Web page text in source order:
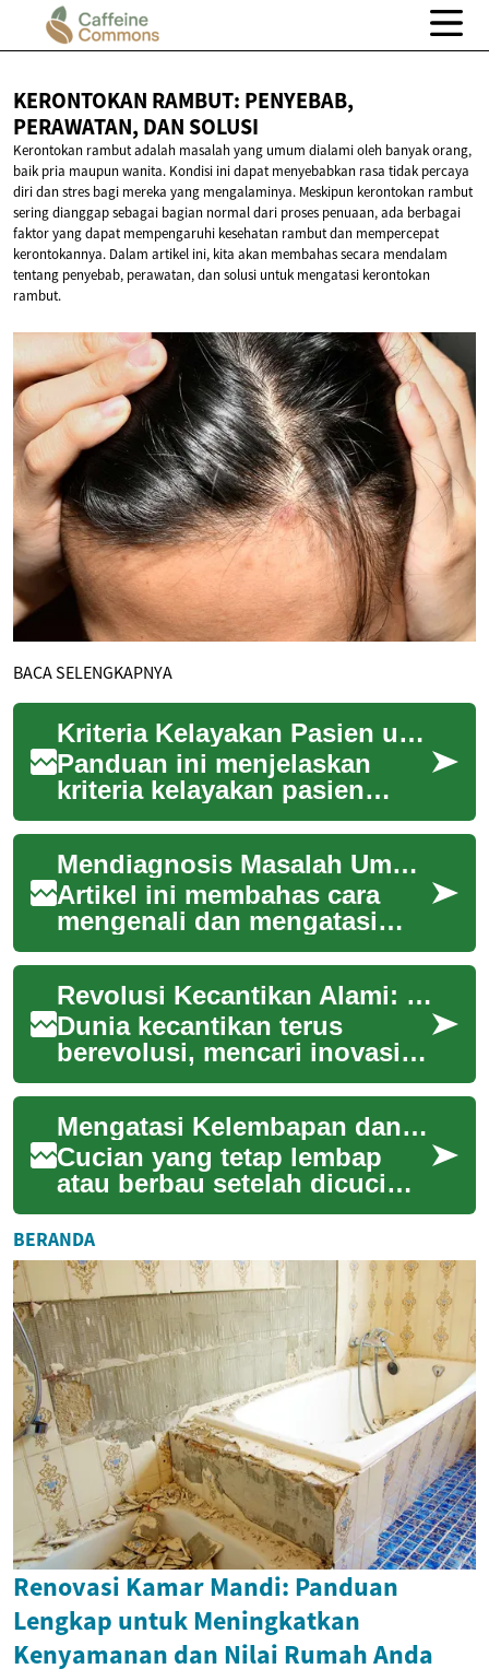
KERONTOKAN RAMBUT: PENYEBAB,
PERAWATAN,DAN SOLUSI
Kerontokan rambut adalah masalah yang umum dialami oleh banyak orang,
baik pria maupun wanita. Kondisi ini dapat menyebabkan rasa tidak percaya
diri dan stres bagi mereka yang mengalaminya. Meskipun kerontokan rambut
sering dianggap sebagai bagian normal dari proses penuaan, ada berbagai
faktor yang dapat mempengaruhi kesehatan rambut dan mempercepat
kerontokannya. Dalam artikel ini, kita akan membahas secara mendalam
tentang penyebab, perawatan, dan solusi untuk mengatasi kerontokan
rambut.
BACA SELENGKAPNYA
Kriteria Kelayakan Pasien untuk Peremajaan Wajah dengan Tindakan Bedah
Panduan ini menjelaskan
kriteria kelayakan pasien
untuk peremajaan wajah
melalui tindakan bedah
secara netral dan inf...
Mendiagnosis Masalah Umum pada Sistem Pencucian Piring dan Solusinya
Artikel ini membahas cara
mengenali dan mengatasi
masalah yang sering terjadi
pada sistem pencucian piring
rumah tang...
Revolusi Kecantikan Alami: Perawatan Kulit Berbasis Fermentasi
Dunia kecantikan terus
berevolusi, mencari inovasi
yang tidak hanya efektif tetapi
juga ramah lingkungan. Salah
satu ...
Mengatasi Kelembapan dan Bau pada Cucian Basah
Cucian yang tetap lembap
atau berbau setelah dicuci
sering kali disebabkan oleh
kelembapan yang
terperangkap, ventila...
BERANDA
Renovasi Kamar Mandi: Panduan
Lengkap untuk Meningkatkan
Kenyamanan dan Nilai Rumah Anda